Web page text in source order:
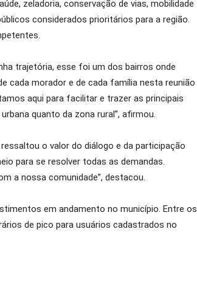
zeladoria, conservação de vias, mobilidade
considerados prioritários para a região.
trajetória, esse foi um dos bairros onde
cada morador e de cada família nesta reunião
aqui para facilitar e trazer as principais
quanto da zona rural”, afirmou.
o valor do diálogo e da participação
para se resolver todas as demandas.
a nossa comunidade”, destacou.
em andamento no município. Entre os
de pico para usuários cadastrados no